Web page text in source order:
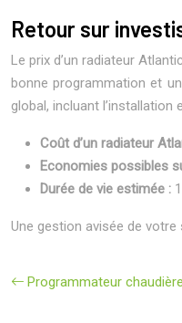
Retour sur
Le prix d’un radiateur
bonne programmation et
global, incluant
Coût d’un radiateur
Economies possibles
Durée de vie estimée :
Une gestion avisée de
Programmateur